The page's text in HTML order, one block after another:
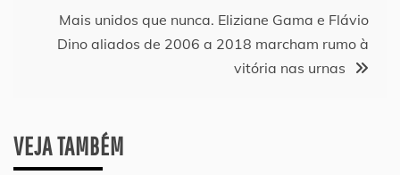
Mais unidos que nunca. Eliziane Gama e Flávio
Dino aliados de 2006 a 2018 marcham rumo à
vitória nas urnas
VEJA TAMBÉM